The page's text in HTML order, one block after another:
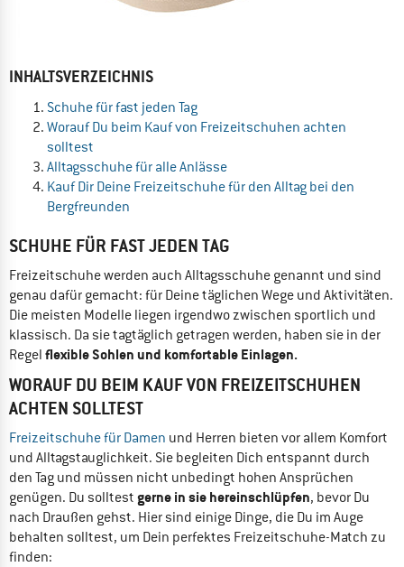
INHALTSVERZEICHNIS
Schuhe für fast jeden Tag
Worauf Du beim Kauf von Freizeitschuhen achten
solltest
Alltagsschuhe für alle Anlässe
Kauf Dir Deine Freizeitschuhe für den Alltag bei den
Bergfreunden
SCHUHE FÜR FAST JEDEN TAG
Freizeitschuhe werden auch Alltagsschuhe genannt und sind
genau dafür gemacht: für Deine täglichen Wege und Aktivitäten.
Die meisten Modelle liegen irgendwo zwischen sportlich und
klassisch. Da sie tagtäglich getragen werden, haben sie in der
Regel flexible Sohlen und komfortable Einlagen.
WORAUF DU BEIM KAUF VON FREIZEITSCHUHEN
ACHTEN SOLLTEST
Freizeitschuhe für Damen und Herren bieten vor allem Komfort
und Alltagstauglichkeit. Sie begleiten Dich entspannt durch
den Tag und müssen nicht unbedingt hohen Ansprüchen
genügen. Du solltest gerne in sie hereinschlüpfen, bevor Du
nach Draußen gehst. Hier sind einige Dinge, die Du im Auge
behalten solltest, um Dein perfektes Freizeitschuhe-Match zu
finden: